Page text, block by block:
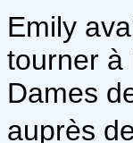
Emily
tourner à
Dames
auprès